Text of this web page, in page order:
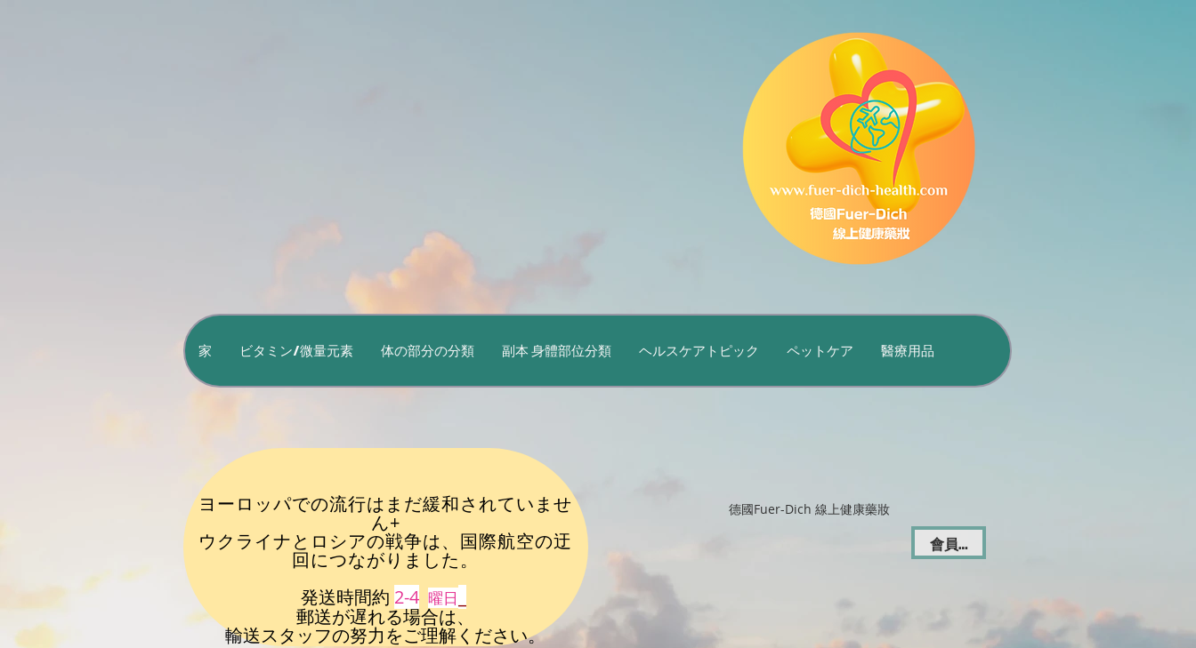
家 ビタミン/微量元素 体の部分の分類 副本 身體部位分類 ヘルスケアトピック ペットケア 醫療用品
ヨーロッパでの流行はまだ緩和されていませ
ん+
ウクライナとロシアの戦争は、国際航空の迂
回につながりました。
発送時間約 2-4 曜日
郵送が遅れる場合は、
輸送スタッフの努力をご理解ください。
德國Fuer-Dich 線上健康藥妝
會員登入